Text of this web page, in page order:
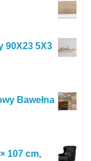
90X23 5X3
Bawełna
107 cm,